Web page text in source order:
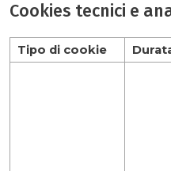
Cookies tecnici e
Tipo di cookie